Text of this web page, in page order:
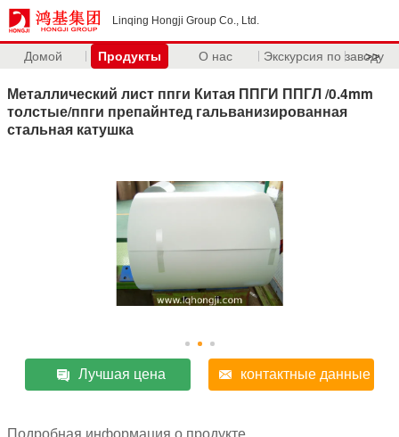
Linqing Hongji Group Co., Ltd.
Домой Продукты О нас Экскурсия по заводу
>>
Металлический лист ппги Китая ППГИ ППГЛ /0.4mm
толстые/ппги препайнтед гальванизированная
стальная катушка
Лучшая цена контактные данные
Подробная информация о продукте